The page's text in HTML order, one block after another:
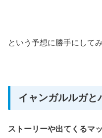
という予想に勝手にして
イャンガルルガと
ストーリーや出てくるマ